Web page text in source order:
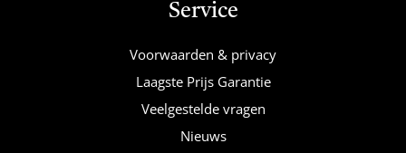
Service
Voorwaarden & privacy
Laagste Prijs Garantie
Veelgestelde vragen
Nieuws